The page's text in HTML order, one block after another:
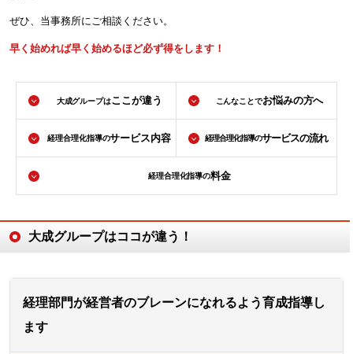
ぜひ、当事務所にご相談ください。
早く始めれば早く始めるほど必ず得をします！
大成グループはここが違う こんなことでお悩みの方へ
経理合理化指導のサービス内容 経理合理化指導のサービスの流れ
経理合理化指導の料金
大成グループはココが違う！
経理部門が経営者のブレーンになれるよう育成指導し
ます